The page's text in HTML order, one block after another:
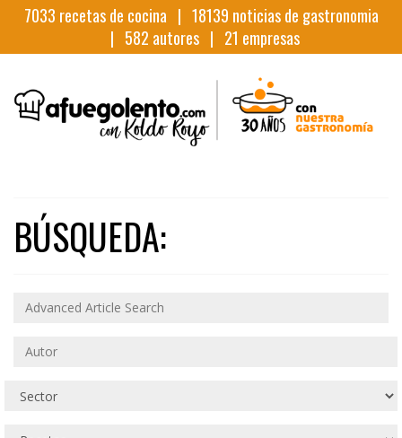
7033 recetas de cocina | 18139 noticias de gastronomia
| 582 autores | 21 empresas
BÚSQUEDA: